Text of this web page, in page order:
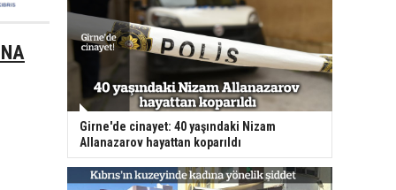
Girne'de cinayet: 40 yaşındaki Nizam
Allanazarov hayattan koparıldı